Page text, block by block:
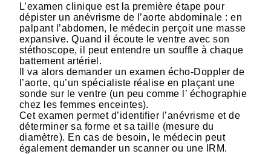
L’examen clinique est la première étape pour
dépister un anévrisme de l’aorte abdominale : en
palpant l’abdomen, le médecin perçoit une masse
expansive. Quand il écoute le ventre avec son
stéthoscope, il peut entendre un souffle à chaque
battement artériel.
Il va alors demander un examen écho-Doppler de
l’aorte, qu’un spécialiste réalise en plaçant une
sonde sur le ventre (un peu comme l’ échographie
chez les femmes enceintes).
Cet examen permet d’identifier l’anévrisme et de
déterminer sa forme et sa taille (mesure du
diamètre). En cas de besoin, le médecin peut
également demander un scanner ou une IRM.